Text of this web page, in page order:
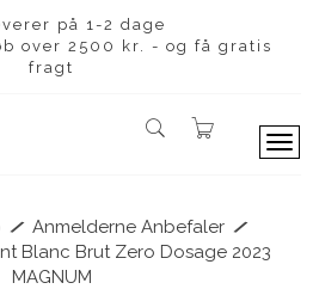
på 1-2 dage
over 2500 kr. - og få gratis
fragt
T
/ Anmelderne Anbefaler /
Blanc Brut Zero Dosage 2023
MAGNUM